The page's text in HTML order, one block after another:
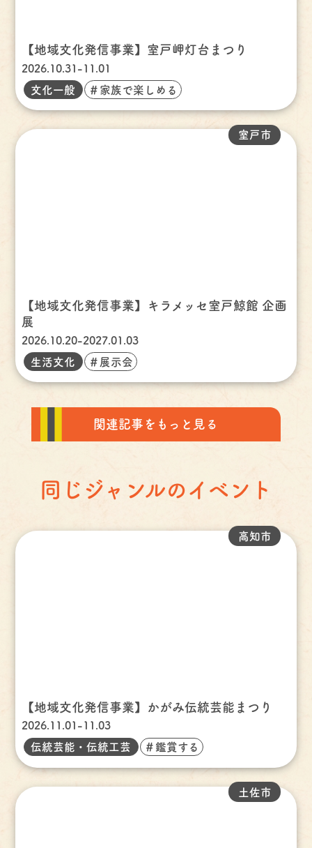
【地域文化発信事業】室戸岬灯台まつり
2026.10.31-11.01
文化一般
＃家族で楽しめる
【地域文化発信事業】キラメッセ室戸鯨館 企画
展
2026.10.20-2027.01.03
室戸市
生活文化 ＃展示会
関連記事をもっと見る
同じジャンルのイベント
【地域文化発信事業】かがみ伝統芸能まつり
2026.11.01-11.03
高知市
伝統芸能・伝統工芸 ＃鑑賞する
土佐市